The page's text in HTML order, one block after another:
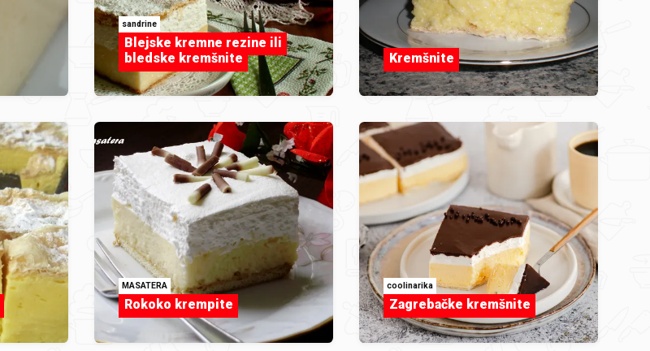
sandrine
Blejske kremne rezine ili
bledske kremšnite
Kremšnite
MASATERA
Rokoko krempite
coolinarika
Zagrebačke kremšnite